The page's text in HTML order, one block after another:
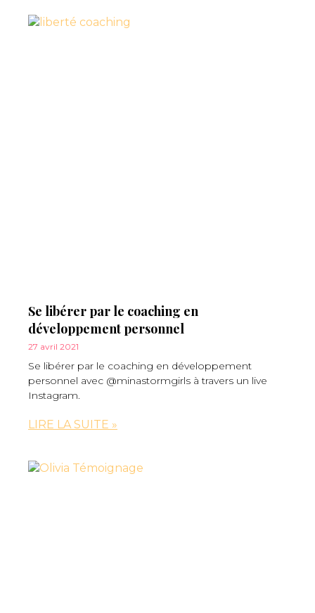
Se libérer par le coaching en
développement personnel
27 avril 2021
Se libérer par le coaching en développement
personnel avec @minastormgirls à travers un live
Instagram.
LIRE LA SUITE »